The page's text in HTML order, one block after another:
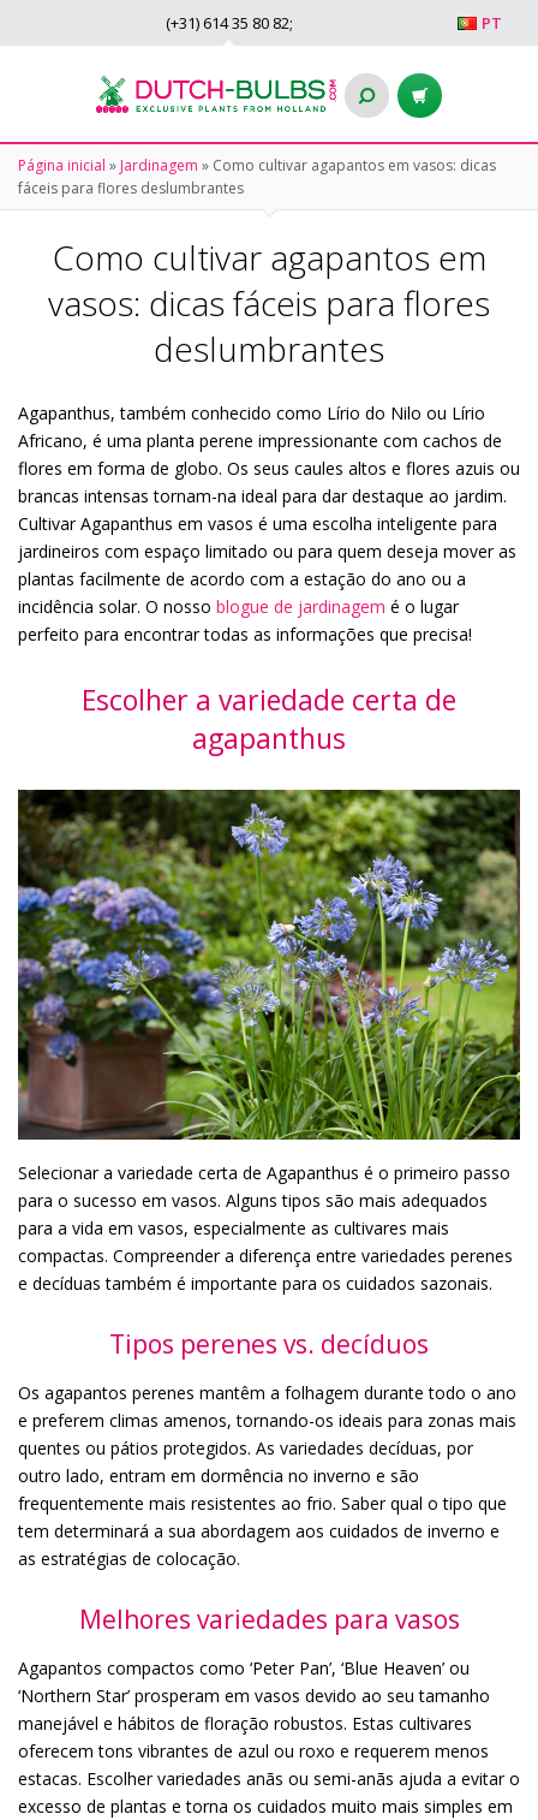
PT
(+31) 614 35 80 82;
Página inicial » Jardinagem » Como cultivar agapantos em vasos: dicas
fáceis para flores deslumbrantes
Como cultivar agapantos em
vasos: dicas fáceis para flores
deslumbrantes
Agapanthus, também conhecido como Lírio do Nilo ou Lírio
Africano, é uma planta perene impressionante com cachos de
flores em forma de globo. Os seus caules altos e flores azuis ou
brancas intensas tornam-na ideal para dar destaque ao jardim.
Cultivar Agapanthus em vasos é uma escolha inteligente para
jardineiros com espaço limitado ou para quem deseja mover as
plantas facilmente de acordo com a estação do ano ou a
incidência solar. O nosso blogue de jardinagem é o lugar
perfeito para encontrar todas as informações que precisa!
Escolher a variedade certa de
agapanthus
Selecionar a variedade certa de Agapanthus é o primeiro passo
para o sucesso em vasos. Alguns tipos são mais adequados
para a vida em vasos, especialmente as cultivares mais
compactas. Compreender a diferença entre variedades perenes
e decíduas também é importante para os cuidados sazonais.
Tipos perenes vs. decíduos
Os agapantos perenes mantêm a folhagem durante todo o ano
e preferem climas amenos, tornando-os ideais para zonas mais
quentes ou pátios protegidos. As variedades decíduas, por
outro lado, entram em dormência no inverno e são
frequentemente mais resistentes ao frio. Saber qual o tipo que
tem determinará a sua abordagem aos cuidados de inverno e
as estratégias de colocação.
Melhores variedades para vasos
Agapantos compactos como ‘Peter Pan’, ‘Blue Heaven’ ou
‘Northern Star’ prosperam em vasos devido ao seu tamanho
manejável e hábitos de floração robustos. Estas cultivares
oferecem tons vibrantes de azul ou roxo e requerem menos
estacas. Escolher variedades anãs ou semi-anãs ajuda a evitar o
excesso de plantas e torna os cuidados muito mais simples em